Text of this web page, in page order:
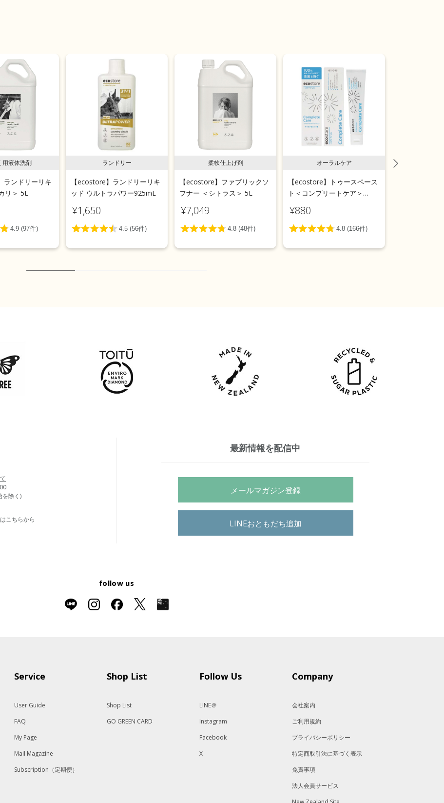
用液体洗剤
ランドリーリキ
リ＞ 5L
ランドリー
【ecostore】ランドリーリキ
ッド ウルトラパワー925mL
¥1,650
柔軟仕上げ剤
【ecostore】ファブリックソ
フナー ＜シトラス＞ 5L
¥7,049
オーラルケア
【ecostore】トゥースペース
ト＜コンプリートケア＞
¥880
を除く)
こちらから
最新情報を配信中
メールマガジン登録
LINEおともだち追加
follow us
Service
User Guide
FAQ
My Page
Mail Magazine
Subscription（定期便）
Shop List
Shop List
GO GREEN CARD
Follow Us
LINE＠
Instagram
Facebook
X
Company
会社案内
ご利用規約
プライバシーポリシー
特定商取引法に基づく表示
免責事項
法人会員サービス